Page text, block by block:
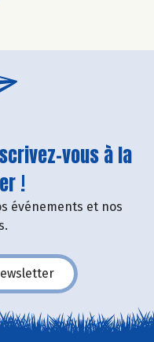
vous à la
!
événements et nos